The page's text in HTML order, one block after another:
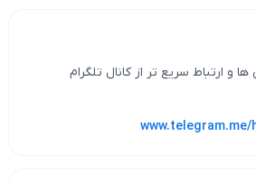
ها و ارتباط سریع تر از کانال تلگرام